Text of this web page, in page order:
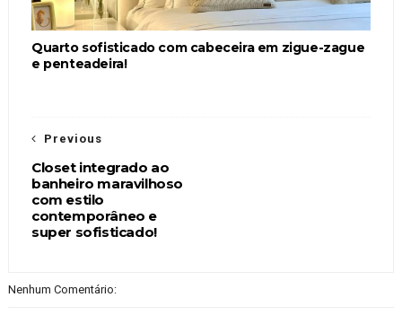
Quarto sofisticado com cabeceira em zigue-zague
e penteadeira!
Previous
Closet integrado ao
banheiro maravilhoso
com estilo
contemporâneo e
super sofisticado!
Nenhum Comentário: